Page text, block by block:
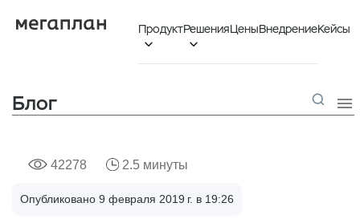
Продукт

Решения

ЦеныВнедрениеКейсы
Блог 
42278 2.5 минуты
Опубликовано 9 февраля 2019 г. в 19:26